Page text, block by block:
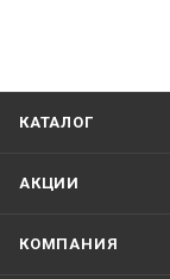
КАТАЛОГ
АКЦИИ
КОМПАНИЯ